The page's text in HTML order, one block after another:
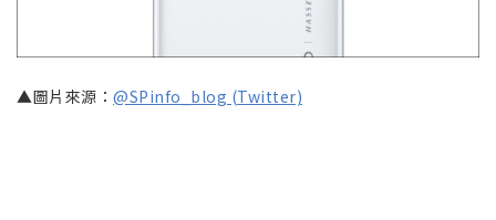
▲圖片來源： @SPinfo_blog (Twitter)